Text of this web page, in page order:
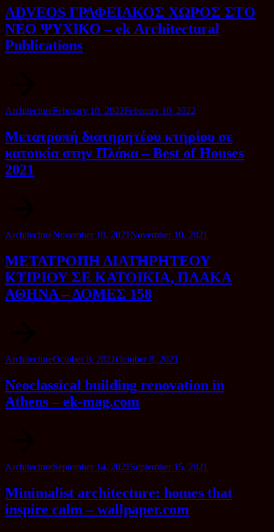
ADVEOS ΓΡΑΦΕΙΑΚΟΣ ΧΩΡΟΣ ΣΤΟ
ΝΕΟ ΨΥΧΙΚΟ – ek Architectural
Publications
Category
ArchitecturePosted
February 10, 2022February 10, 2022
Μετατροπή διατηρητέου κτηρίου σε
κατοικία στην Πλάκα – Best of Houses
2021
Category
ArchitecturePosted
November 10, 2021November 10, 2021
ΜΕΤΑΤΡΟΠΗ ΔΙΑΤΗΡΗΤΕΟΥ
ΚΤΙΡΙΟΥ ΣΕ ΚΑΤΟΙΚΙΑ, ΠΛΑΚΑ
ΑΘΗΝΑ – ΔΟΜΕΣ 158
Category
ArchitecturePosted
October 8, 2021October 8, 2021
Neoclassical building renovation in
Athens – ek-mag.com
Category
ArchitecturePosted
September 14, 2021 September 15, 2021
Minimalist architecture: homes that
inspire calm – wallpaper.com